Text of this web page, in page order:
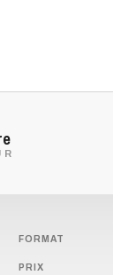
FORMAT
PRIX